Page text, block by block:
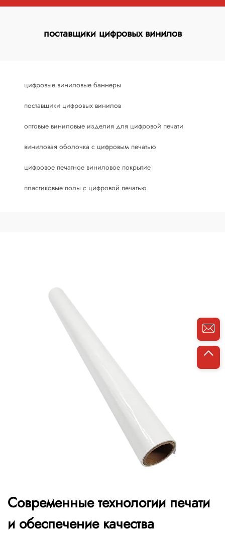
поставщики цифровых винилов
цифровые виниловые баннеры
поставщики цифровых винилов
оптовые виниловые изделия для цифровой печати
виниловая оболочка с цифровым печатью
цифровое печатное виниловое покрытие
пластиковые полы с цифровой печатью
Современные технологии печати
и обеспечение качества